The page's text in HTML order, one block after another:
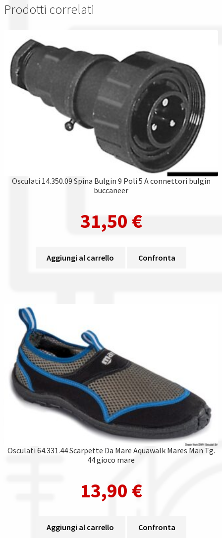
Prodotti correlati
Osculati 14.350.09 Spina Bulgin 9 Poli 5 A connettori bulgin
buccaneer
31,50 €
Aggiungi al carrello Confronta
Osculati 64.331.44 Scarpette Da Mare Aquawalk Mares Man Tg.
44 gioco mare
13,90 €
Aggiungi al carrello Confronta